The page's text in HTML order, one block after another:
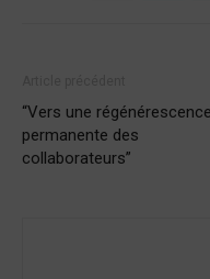
“Vers une régénérescence
permanente des
collaborateurs”